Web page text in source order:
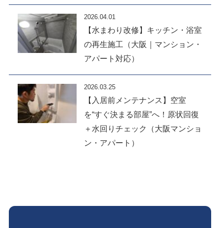
2026.04.01
【水まわり改修】キッチン・浴室
の再生施工（大阪｜マンション・
アパート対応）
2026.03.25
【入居前メンテナンス】空室
を“すぐ決まる部屋”へ！原状回復
＋水回りチェック（大阪マンショ
ン・アパート）